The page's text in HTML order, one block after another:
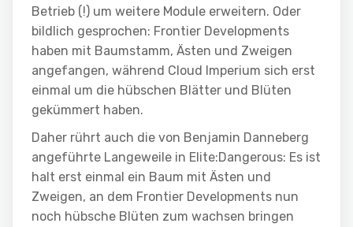
Betrieb (!) um weitere Module erweitern. Oder
bildlich gesprochen: Frontier Developments
haben mit Baumstamm, Ästen und Zweigen
angefangen, während Cloud Imperium sich erst
einmal um die hübschen Blätter und Blüten
gekümmert haben.
Daher rührt auch die von Benjamin Danneberg
angeführte Langeweile in Elite:Dangerous: Es ist
halt erst einmal ein Baum mit Ästen und
Zweigen, an dem Frontier Developments nun
noch hübsche Blüten zum wachsen bringen